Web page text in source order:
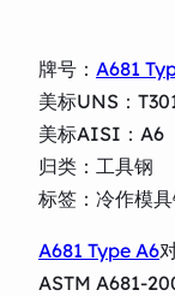
牌号： A681
美标UNS：
美标AISI：A6
归类：工具钢
标签：冷作模
A681 Type A6
ASTM A681-